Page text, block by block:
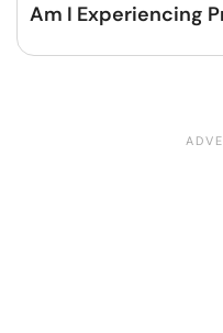
Am I Experiencing